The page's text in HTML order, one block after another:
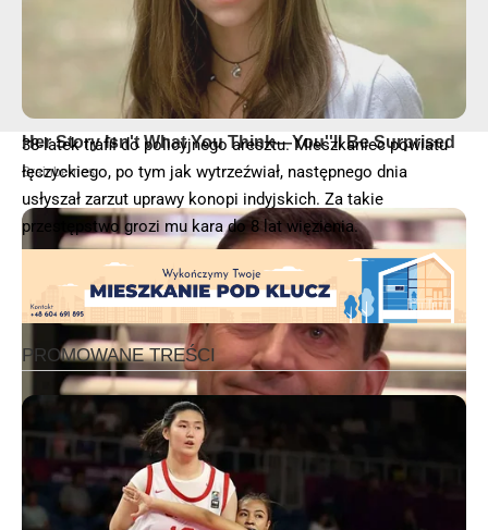
38-latek trafił do policyjnego aresztu. Mieszkaniec powiatu
łęczyckiego, po tym jak wytrzeźwiał, następnego dnia
usłyszał zarzut uprawy konopi indyjskich. Za takie
przestępstwo grozi mu kara do 8 lat więzienia.